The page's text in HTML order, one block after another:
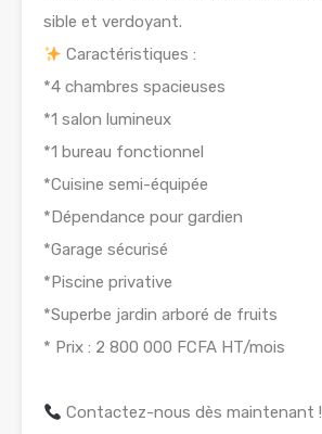
sible et verdoyant.
Caractéristiques :
*4 chambres spacieuses
*1 salon lumineux
*1 bureau fonctionnel
*Cuisine semi-équipée
*Dépendance pour gardien
*Garage sécurisé
*Piscine privative
*Superbe jardin arboré de fruits
* Prix : 2 800 000 FCFA HT/mois
Contactez-nous dès maintenant !